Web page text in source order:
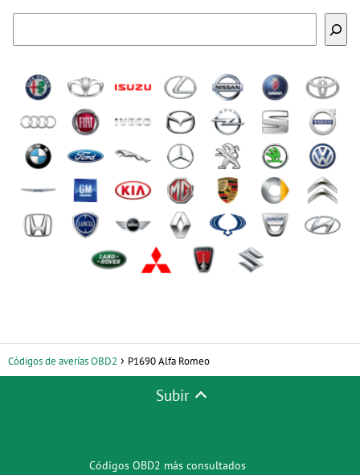
Códigos de averías OBD2 P1690 Alfa Romeo
Subir
Códigos OBD2 más consultados